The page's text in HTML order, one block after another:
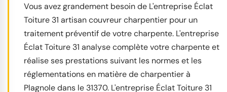
Vous avez grandement besoin de L'entreprise Éclat
Toiture 31 artisan couvreur charpentier pour un
traitement préventif de votre charpente. L'entreprise
Éclat Toiture 31 analyse complète votre charpente et
réalise ses prestations suivant les normes et les
réglementations en matière de charpentier à
Plagnole dans le 31370. L'entreprise Éclat Toiture 31